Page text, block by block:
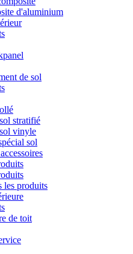
d'aluminium
de sol
stratifié
vinyle
sol
les produits
de toit